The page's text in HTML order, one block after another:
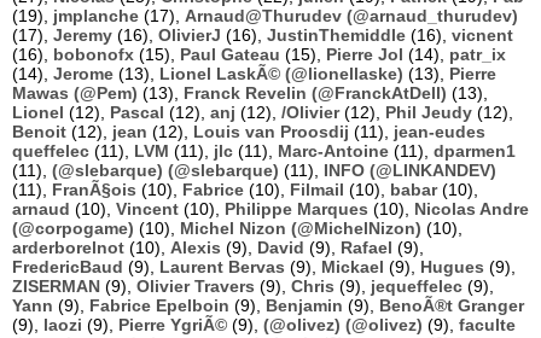
(19), jmplanche (17), Arnaud@Thurudev (@arnaud_thurudev)
(17), Jeremy (16), OlivierJ (16), JustinThemiddle (16), vicnent
(16), bobonofx (15), Paul Gateau (15), Pierre Jol (14), patr_ix
(14), Jerome (13), Lionel LaskÃ© (@lionellaske) (13), Pierre
Mawas (@Pem) (13), Franck Revelin (@FranckAtDell) (13),
Lionel (12), Pascal (12), anj (12), /Olivier(12), Phil Jeudy (12),
Benoit (12), jean (12), Louis van Proosdij (11), jean-eudes
queffelec (11), LVM (11), jlc (11), Marc-Antoine (11), dparmen1
(11), (@slebarque) (@slebarque) (11), INFO (@LINKANDEV)
(11), FranÃ§ois (10), Fabrice (10), Filmail (10), babar(10),
arnaud (10), Vincent (10), Philippe Marques (10), Nicolas Andre
(@corpogame) (10), Michel Nizon (@MichelNizon) (10),
arderborelnot (10), Alexis (9), David (9), Rafael (9),
FredericBaud (9), Laurent Bervas (9), Mickael (9), Hugues (9),
ZISERMAN (9), Olivier Travers (9), Chris (9), jequeffelec (9),
Yann (9), Fabrice Epelboin (9), Benjamin (9), BenoÃ®t Granger
(9), laozi (9), Pierre YgriÃ© (9), (@olivez) (@olivez) (9), faculte